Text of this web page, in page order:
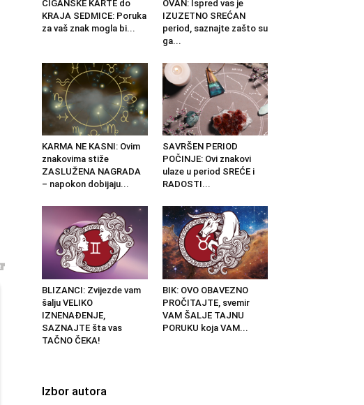
CIGANSKE KARTE do
KRAJA SEDMICE: Poruka
za vaš znak mogla bi...
OVAN: Ispred vas je
IZUZETNO SREĆAN
period, saznajte zašto su
ga...
KARMA NE KASNI: Ovim
znakovima stiže
ZASLUŽENA NAGRADA
– napokon dobijaju...
SAVRŠEN PERIOD
POČINJE: Ovi znakovi
ulaze u period SREĆE i
RADOSTI...
BLIZANCI: Zvijezde vam
šalju VELIKO
IZNENAĐENJE,
SAZNAJTE šta vas
TAČNO ČEKA!
BIK: OVO OBAVEZNO
PROČITAJTE, svemir
VAM ŠALJE TAJNU
PORUKU koja VAM...
Izbor autora